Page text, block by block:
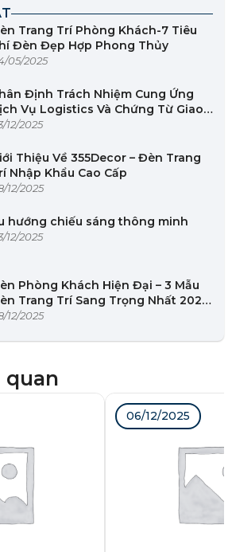
Trang Trí Phòng Khách-7 Tiêu
Đèn Đẹp Hợp Phong Thủy
05/2025
Định Trách Nhiệm Cung Ứng
Vụ Logistics Và Chứng Từ Giao
12/2025
Thiệu Về 355Decor – Đèn Trang
Nhập Khẩu Cao Cấp
12/2025
hướng chiếu sáng thông minh
12/2025
Phòng Khách Hiện Đại – 3 Mẫu
Trang Trí Sang Trọng Nhất 2025
12/2025
quan
06/12/2025